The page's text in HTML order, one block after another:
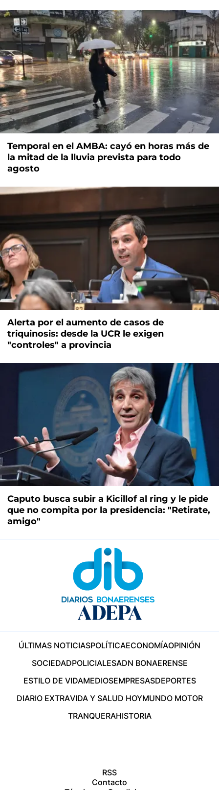
Temporal en el AMBA: cayó en horas más de
la mitad de la lluvia prevista para todo
agosto
Alerta por el aumento de casos de
triquinosis: desde la UCR le exigen
"controles" a provincia
Caputo busca subir a Kicillof al ring y le pide
que no compita por la presidencia: "Retirate,
amigo"
ÚLTIMAS NOTICIASPOLÍTICAECONOMÍAOPINIÓN
SOCIEDADPOLICIALESADN BONAERENSE
ESTILO DE VIDAMEDIOSEMPRESASDEPORTES
DIARIO EXTRAVIDA Y SALUD HOYMUNDO MOTOR
TRANQUERAHISTORIA
RSS
Contacto